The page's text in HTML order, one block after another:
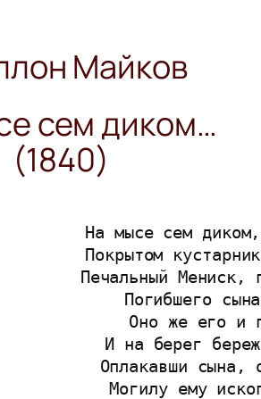
Майков
сем диком…
(1840)
На мысе сем
Покрытом
Печальный Мениск,
Погибшего
Оно же его и
И на берег
Оплакавши сына,
Могилу ему